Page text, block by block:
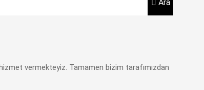
Ara
vermekteyiz. Tamamen bizim tarafımızdan